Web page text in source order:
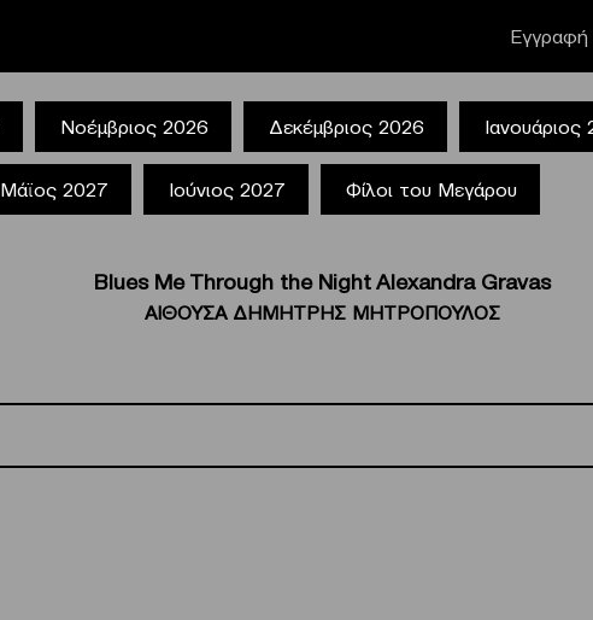
Εγγραφή
Νοέμβριος 2026 Δεκέμβριος 2026 Ιανουάριος
Μάϊος 2027 Ιούνιος 2027 Φίλοι του Μεγάρου
Blues Me Through the Night Alexandra Gravas
ΑΙΘΟΥΣΑ ΔΗΜΗΤΡΗΣ ΜΗΤΡΟΠΟΥΛΟΣ